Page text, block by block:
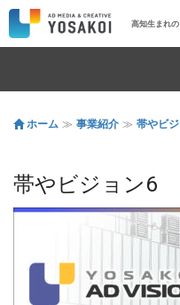
高知生まれ
ホーム 事業紹介 帯やビ
帯やビジョン6